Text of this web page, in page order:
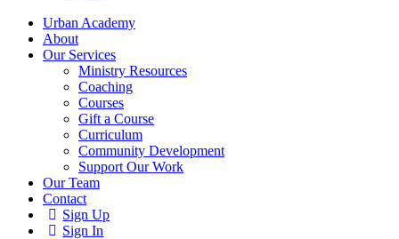
Urban Academy
About
Our Services
Ministry Resources
Coaching
Courses
Gift a Course
Curriculum
Community Development
Support Our Work
Our Team
Contact
Sign Up
Sign In